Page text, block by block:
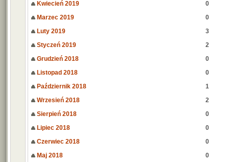
Kwiecień 2019
0
Marzec 2019
0
Luty 2019
3
Styczeń 2019
2
Grudzień 2018
0
Listopad 2018
0
Październik 2018
1
Wrzesień 2018
2
Sierpień 2018
0
Lipiec 2018
0
Czerwiec 2018
0
Maj 2018
0